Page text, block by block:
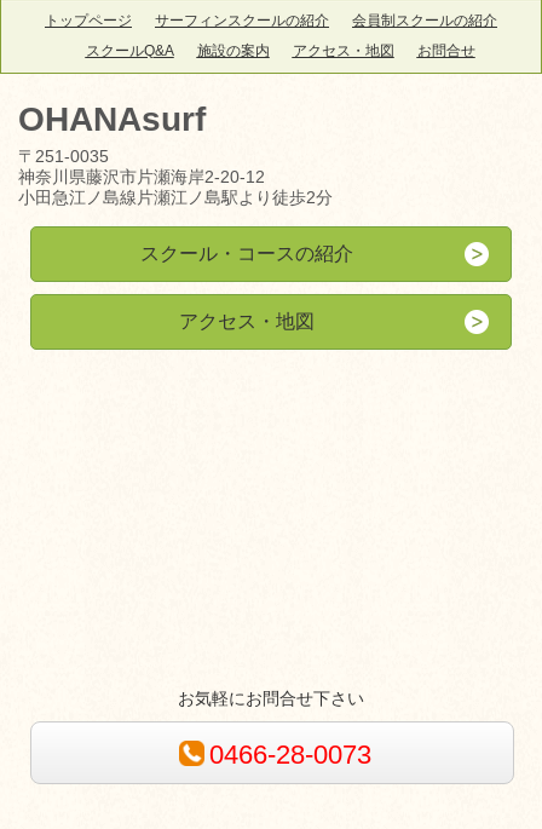
トップページ サーフィンスクールの紹介
会員制スクールの紹介
スクールQ&A
施設の案内 アクセス・地図 お問合せ
OHANAsurf
〒251-0035
神奈川県藤沢市片瀬海岸2-20-12
小田急江ノ島線片瀬江ノ島駅より徒歩2分
スクール・コースの紹介
アクセス・地図
お気軽にお問合せ下さい
0466-28-0073